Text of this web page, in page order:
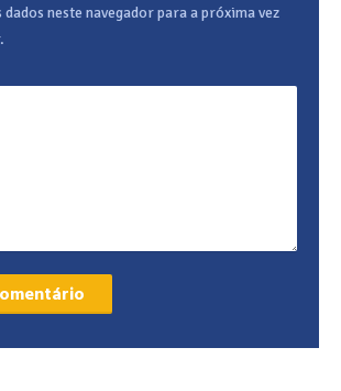
dados neste navegador para a próxima vez